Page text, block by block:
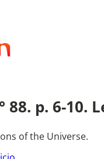
88. p. 6-10.
of the Universe.